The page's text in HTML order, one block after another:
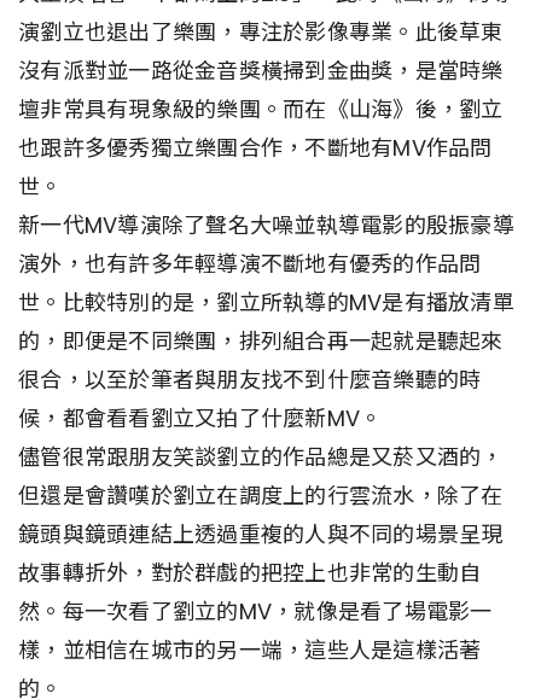
演劉立也退出了樂團，專注於影像專業。此後草東
沒有派對並一路從金音獎橫掃到金曲獎，是當時樂
壇非常具有現象級的樂團。而在《山海》後，劉立
也跟許多優秀獨立樂團合作，不斷地有MV作品問
世。
新一代MV導演除了聲名大噪並執導電影的殷振豪導
演外，也有許多年輕導演不斷地有優秀的作品問
世。比較特別的是，劉立所執導的MV是有播放清單
的，即便是不同樂團，排列組合再一起就是聽起來
很合，以至於筆者與朋友找不到什麼音樂聽的時
候，都會看看劉立又拍了什麼新MV。
儘管很常跟朋友笑談劉立的作品總是又菸又酒的，
但還是會讚嘆於劉立在調度上的行雲流水，除了在
鏡頭與鏡頭連結上透過重複的人與不同的場景呈現
故事轉折外，對於群戲的把控上也非常的生動自
然。每一次看了劉立的MV，就像是看了場電影一
樣，並相信在城市的另一端，這些人是這樣活著
的。